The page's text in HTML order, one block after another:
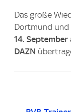
Das große
Dortmund und
14. September
DAZN